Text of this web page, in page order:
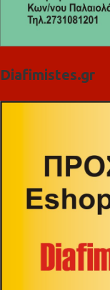
Diafimistes.gr